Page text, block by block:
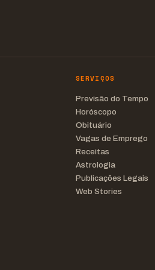
SERVIÇOS
Previsão do Tempo
Horóscopo
Obituário
Vagas de Emprego
Receitas
Astrologia
Publicações Legais
Web Stories